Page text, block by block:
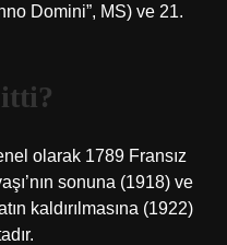
Domini”, MS) ve 21.
olarak 1789 Fransız
sonuna (1918) ve
kaldırılmasına (1922)